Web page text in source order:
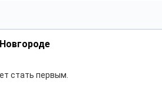
стать первым.